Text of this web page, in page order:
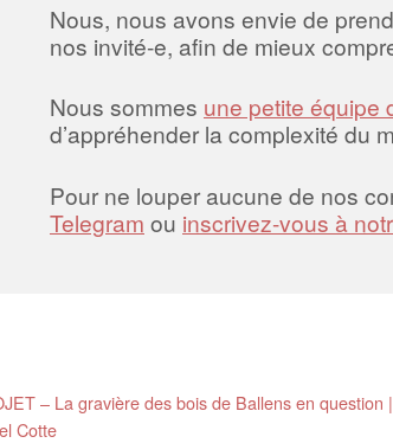
Nous, nous avons envie de
nos invité-e, afin de mieux
Nous sommes une petite équipe
d’appréhender la complexité du
Pour ne louper aucune de nos
Telegram ou inscrivez-vous à
– La gravière des bois de Ballens en question
Cotte